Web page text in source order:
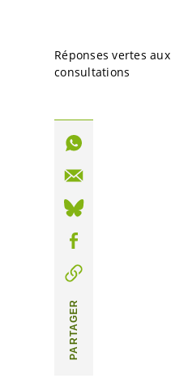
Réponses vertes aux
consultations
PARTAGER